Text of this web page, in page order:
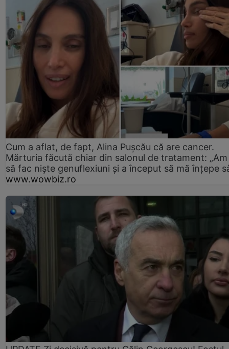
Cum a aflat, de fapt, Alina Pușcău că are cancer.
Mărturia făcută chiar din salonul de tratament:
să fac niște genuflexiuni și a început să mă înțepe
www.wowbiz.ro